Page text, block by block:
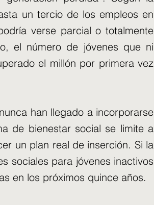
un tercio de los empleos en
verse parcial o totalmente
el número de jóvenes que ni
el millón por primera vez
han llegado a incorporarse
de bienestar social se limite a
un plan real de inserción. Si la
sociales para jóvenes inactivos
en los próximos quince años.